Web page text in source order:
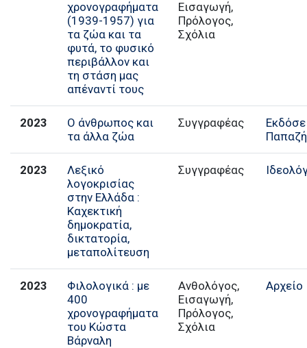
χρονογραφήματα
(1939-1957) για
τα ζώα και τα
φυτά, το φυσικό
περιβάλλον και
τη στάση μας
απέναντί τους
Εισαγωγή,
Πρόλογος,
Σχόλια
2023
Ο άνθρωπος και
τα άλλα ζώα
Συγγραφέας
2023
Λεξικό
λογοκρισίας
στην Ελλάδα :
Καχεκτική
δημοκρατία,
δικτατορία,
μεταπολίτευση
Συγγραφέας
2023
Φιλολογικά : με
400
χρονογραφήματα
του Κώστα
Βάρναλη
Ανθολόγος,
Εισαγωγή,
Πρόλογος,
Σχόλια
Αρχείο